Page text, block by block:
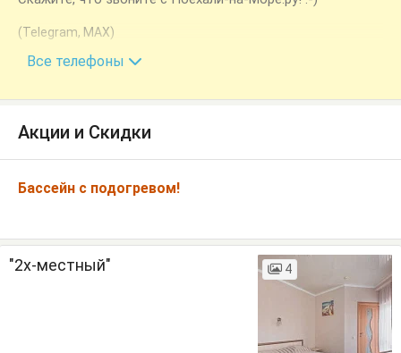
(Telegram, MAX)
+7 (918) 300-37-73
Все телефоны
Акции и Скидки
Бассейн с подогревом!
"2х-местный" 4